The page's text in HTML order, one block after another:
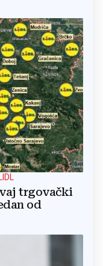
trgovački
od